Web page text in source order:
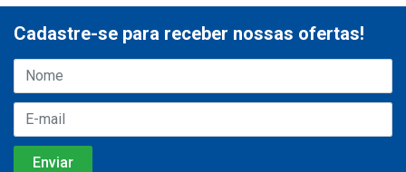
Cadastre-se para receber nossas ofertas!